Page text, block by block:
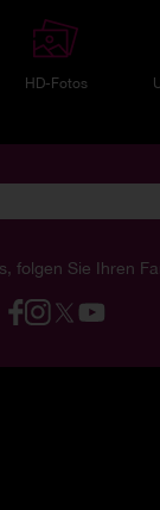
HD-Fotos
folgen Sie Ihren